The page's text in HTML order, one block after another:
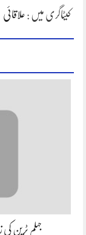
کیٹاگری میں : علاقائی
جہلم ٹرین کی